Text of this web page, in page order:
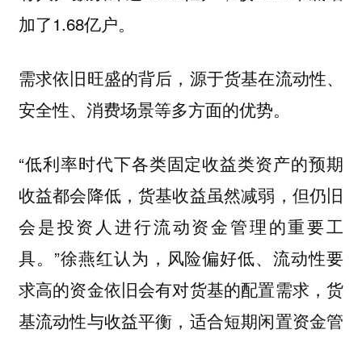
加了1.68亿户。
需求依旧旺盛的背后，源于货基在流动性、
安全性、消费场景等多方面的优势。
“低利率时代下各类固定收益类资产的预期
收益都会降低，货基收益虽然减弱，但仍旧
会是投资人进行流动资金管理的重要工
具。”徐燕红认为，风险偏好低、流动性要
求高的资金依旧会有对货基的配置需求，货
基流动性与收益平衡，适合短期闲置资金管